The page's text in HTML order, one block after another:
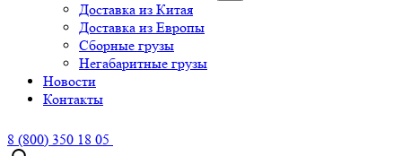
Доставка из Китая
Доставка из Европы
Сборные грузы
Негабаритные грузы
Новости
Контакты
8 (800) 350 18 05